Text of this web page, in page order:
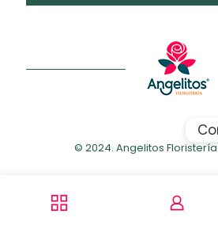
© 2024. Angelitos